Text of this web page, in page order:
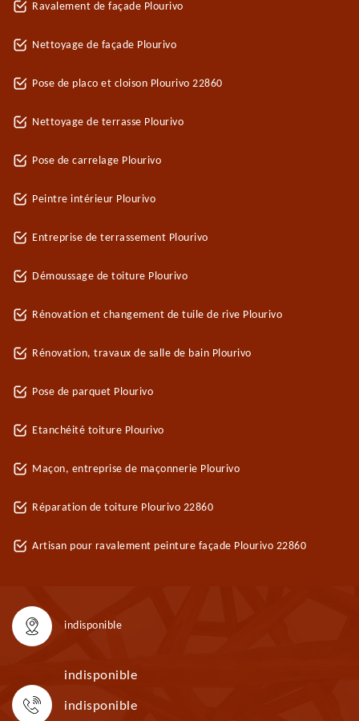
Ravalement de façade Plourivo
Nettoyage de façade Plourivo
Pose de placo et cloison Plourivo 22860
Nettoyage de terrasse Plourivo
Pose de carrelage Plourivo
Peintre intérieur Plourivo
Entreprise de terrassement Plourivo
Démoussage de toiture Plourivo
Rénovation et changement de tuile de rive Plourivo
Rénovation, travaux de salle de bain Plourivo
Pose de parquet Plourivo
Etanchéité toiture Plourivo
Maçon, entreprise de maçonnerie Plourivo
Réparation de toiture Plourivo 22860
Artisan pour ravalement peinture façade Plourivo 22860
indisponible
indisponible
indisponible